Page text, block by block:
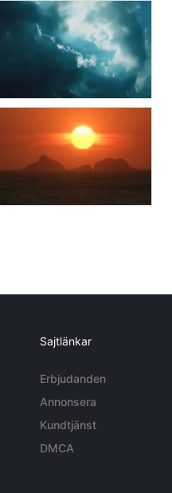
Sajtlänkar
Erbjudanden
Annonsera
Kundtjänst
DMCA